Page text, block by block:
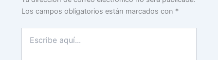
Los campos obligatorios están marcados con *
aquí...